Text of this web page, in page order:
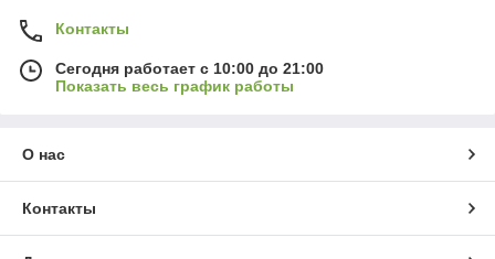
Контакты
Сегодня работает с 10:00 до 21:00
Показать весь график работы
О нас
Контакты